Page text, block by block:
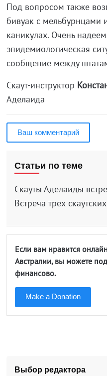
Под вопросом также
бивуак с мельбурнцами
каникулах. Очень
эпидемиологическая
сообщение между
Скаут-инструктор
Аделаида
Ваш комментарий
Статьи по теме
Скауты Аделаиды
Встреча трех
Если вам нравится
Австралии, вы можете
финансово.
Make a Donation
Выбор редактора